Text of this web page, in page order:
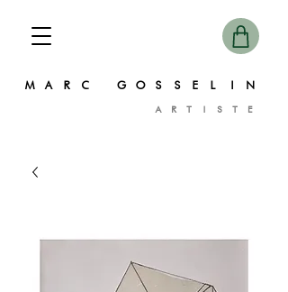
MARC GOSSELIN
ARTISTE